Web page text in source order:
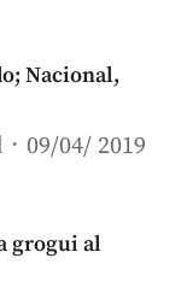
Nacional,
09/04/ 2019
grogui al